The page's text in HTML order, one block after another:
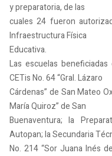
y preparatoria, de las
cuales 24 fueron
Infraestructura Física
Educativa.
Las escuelas
CETis No. 64 “Gral. Lázaro
Cárdenas” de San Mateo
María Quiroz” de San
Buenaventura; la
Autopan; la Secundaria
No. 214 “Sor Juana Inés